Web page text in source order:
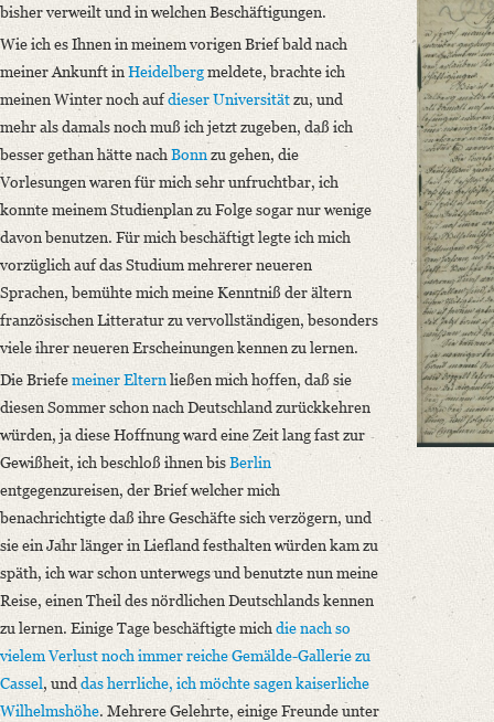
Manuscript
Provider: Dresden, Sächsische Landesbibliothek - Staats- und
OAI Id: DE-1a-33958
Classification Number: Mscr.Dresd.e.90,XIX,Bd.13,Nr.20
Number of Pages: 3S. auf Doppelbl., hs. m. U. u. Adresse
Format: 24,8 x 20,2 cm
Language
German
bisher verweilt und in welchen Beschäftigungen.
Wie ich es Ihnen in meinem vorigen Brief bald nach
meiner Ankunft inHeidelbergmeldete, brachte ich
meinen Winter noch aufdieser Universitätzu, und
mehr als damals noch muß ich jetzt zugeben, daß ich
besser gethan hätte nach Bonnzu gehen, die
Vorlesungen waren für mich sehr unfruchtbar, ich
konnte meinem Studienplan zu Folge sogar nur wenige
davon benutzen. Für mich beschäftigt legte ich mich
vorzüglich auf das Studium mehrerer neueren
Sprachen, bemühte mich meine Kenntniß der ältern
französischen Litteratur zu vervollständigen, besonders
viele ihrer neueren Erscheinungen kennen zu lernen.
Die Briefemeiner Elternließen mich hoffen, daß sie
diesen Sommer schon nach Deutschland zurückkehren
würden, ja diese Hoffnung ward eine Zeit lang fast zur
Gewißheit, ich beschloß ihnen bisBerlin
entgegenzureisen, der Brief welcher mich
benachrichtigte daß ihre Geschäfte sich verzögern, und
sie ein Jahr länger in Liefland festhalten würden kam zu
späth, ich war schon unterwegs und benutzte nun meine
Reise, einen Theil des nördlichen Deutschlands kennen
zu lernen. Einige Tage beschäftigte mich die nach so
vielem Verlust noch immer reiche Gemälde-Gallerie zu
Cassel, und das herrliche, ich möchte sagen kaiserliche
Wilhelmshöhe. Mehrere Gelehrte, einige Freunde unter